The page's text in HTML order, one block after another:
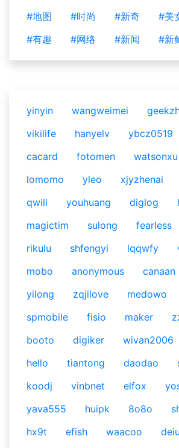
#地图
#时尚 #新奇 #美
#有趣
#网络 #新闻 #新
yinyin wangweimei
vikilife
hanyelv ybcz0519
cacard
fotomen watsonxu
lomomo
yleo xjyzhenai
qwill
youhuang diglog
magictim
sulong fearless
rikulu
shfengyi lqqwfy
mobo
anonymous canaan
yilong
zqjilove medowo
spmobile
fisio maker
booto
digiker wivan2006
hello
tiantong daodao
koodj
vinbnet elfox
yava555
huipk 8o8o
hx9t
efish waacoo